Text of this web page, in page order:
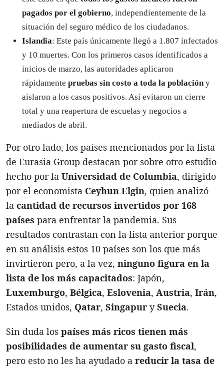
pagados por el gobierno, independientemente de la
situación del seguro médico de los ciudadanos.
Islandia: Este país únicamente llegó a 1.807 infectados
y 10 muertes. Con los primeros casos identificados a
inicios de marzo, las autoridades aplicaron
rápidamente pruebas sin costo a toda la población y
aislaron a los casos positivos. Así evitaron un cierre
total y una reapertura de escuelas y negocios a
mediados de abril.
Por otro lado, los países mencionados por la lista
de Eurasia Group destacan por sobre otro estudio
hecho por la Universidad de Columbia, dirigido
por el economista Ceyhun Elgin, quien analizó
la cantidad de recursos invertidos por 168
países para enfrentar la pandemia. Sus
resultados contrastan con la lista anterior porque
en su análisis estos 10 países son los que más
invirtieron pero, a la vez, ninguno figura en la
lista de los más capacitados: Japón,
Luxemburgo, Bélgica, Eslovenia, Austria, Irán,
Estados unidos, Qatar, Singapur ySuecia.
Sin duda los países más ricos tienen más
posibilidades de aumentar su gasto fiscal,
pero esto no les ha ayudado a reducir la tasa de